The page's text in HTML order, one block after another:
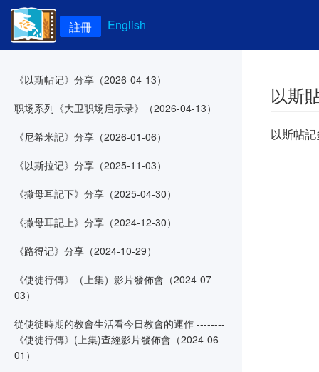
註冊 English
《以斯帖记》分享（2026-04-13）
职场系列《大卫职场启示录》（2026-04-13）
《尼希米記》分享（2026-01-06）
《以斯拉记》分享（2025-11-03）
《撒母耳記下》分享（2025-04-30）
《撒母耳記上》分享（2024-12-30）
《路得记》分享（2024-10-29）
《使徒行傳》（上集）影片發佈會（2024-07-
03）
從使徒時期的教會生活看今日教會的運作 --------
《使徒行傳》(上集)查經影片發佈會（2024-06-
01）
以斯
以斯帖